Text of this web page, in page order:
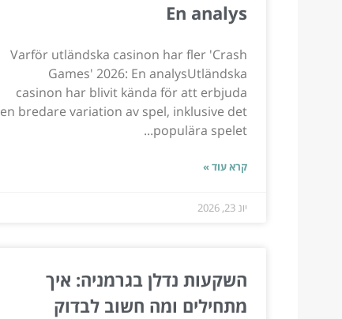
En analys
Varför utländska casinon har fler 'Crash
Games' 2026: En analysUtländska
casinon har blivit kända för att erbjuda
en bredare variation av spel, inklusive det
populära spelet...
קרא עוד »
יונ 23, 2026
השקעות נדלן בגרמניה: איך
מתחילים ומה חשוב לבדוק